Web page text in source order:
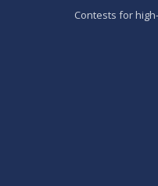
Contests for